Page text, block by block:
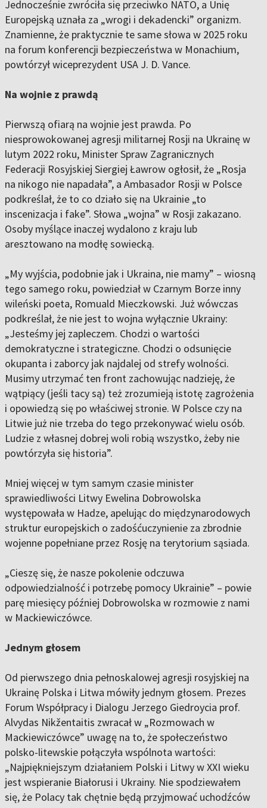
Jednocześnie zwróciła się przeciwko NATO, a Unię
Europejską uznała za „wrogi i dekadencki” organizm.
Znamienne, że praktycznie te same słowa w 2025 roku
na forum konferencji bezpieczeństwa w Monachium,
powtórzył wiceprezydent USA J. D. Vance.
Na wojnie z prawdą
Pierwszą ofiarą na wojnie jest prawda. Po
niesprowokowanej agresji militarnej Rosji na Ukrainę w
lutym 2022 roku, Minister Spraw Zagranicznych
Federacji Rosyjskiej Siergiej Ławrow ogłosił, że „Rosja
na nikogo nie napadała”, a Ambasador Rosji w Polsce
podkreślał, że to co działo się na Ukrainie „to
inscenizacja i fake”. Słowa „wojna” w Rosji zakazano.
Osoby myślące inaczej wydalono z kraju lub
aresztowano na modłę sowiecką.
„My wyjścia, podobnie jak i Ukraina, nie mamy” – wiosną
tego samego roku, powiedział w Czarnym Borze inny
wileński poeta, Romuald Mieczkowski. Już wówczas
podkreślał, że nie jest to wojna wyłącznie Ukrainy:
„Jesteśmy jej zapleczem. Chodzi o wartości
demokratyczne i strategiczne. Chodzi o odsunięcie
okupanta i zaborcy jak najdalej od strefy wolności.
Musimy utrzymać ten front zachowując nadzieję, że
wątpiący (jeśli tacy są) też zrozumieją istotę zagrożenia
i opowiedzą się po właściwej stronie. W Polsce czy na
Litwie już nie trzeba do tego przekonywać wielu osób.
Ludzie z własnej dobrej woli robią wszystko, żeby nie
powtórzyła się historia”.
Mniej więcej w tym samym czasie minister
sprawiedliwości Litwy Ewelina Dobrowolska
występowała w Hadze, apelując do międzynarodowych
struktur europejskich o zadośćuczynienie za zbrodnie
wojenne popełniane przez Rosję na terytorium sąsiada.
„Cieszę się, że nasze pokolenie odczuwa
odpowiedzialność i potrzebę pomocy Ukrainie” – powie
parę miesięcy później Dobrowolska w rozmowie z nami
w Mackiewiczówce.
Jednym głosem
Od pierwszego dnia pełnoskalowej agresji rosyjskiej na
Ukrainę Polska i Litwa mówiły jednym głosem. Prezes
Forum Współpracy i Dialogu Jerzego Giedroycia prof.
Alvydas Nikžentaitis zwracał w „Rozmowach w
Mackiewiczówce” uwagę na to, że społeczeństwo
polsko-litewskie połączyła wspólnota wartości:
„Najpiękniejszym działaniem Polski i Litwy w XXI wieku
jest wspieranie Białorusi i Ukrainy. Nie spodziewałem
się, że Polacy tak chętnie będą przyjmować uchodźców